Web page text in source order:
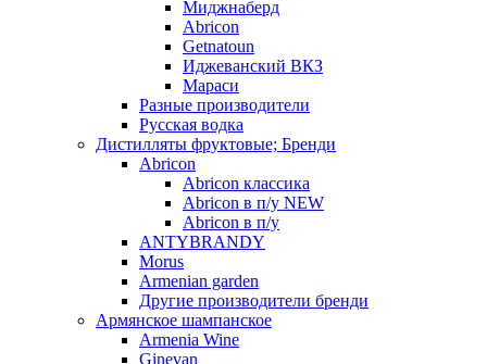
Миджнаберд
Abricon
Getnatoun
Иджеванский ВКЗ
Мараси
Разные производители
Русская водка
Дистилляты фруктовые; Бренди
Abricon
Abricon классика
Abricon в п/у NEW
Abricon в п/у
ANTYBRANDY
Morus
Armenian garden
Другие производители бренди
Армянское шампанское
Armenia Wine
Ginevan